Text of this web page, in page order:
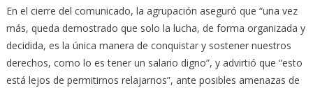
En el cierre del comunicado, la agrupación aseguró que “una vez
más, queda demostrado que solo la lucha, de forma organizada y
decidida, es la única manera de conquistar y sostener nuestros
derechos, como lo es tener un salario digno”, y advirtió que “esto
está lejos de permitirnos relajarnos”, ante posibles amenazas de